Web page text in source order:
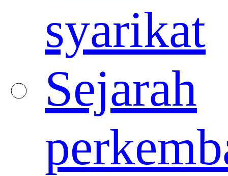
syarikat
Sejarah